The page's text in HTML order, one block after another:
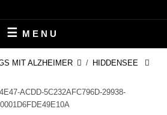
MENU
MIT ALZHEIMER / HIDDENSEE
ACDD-5C232AFC796D-29938-